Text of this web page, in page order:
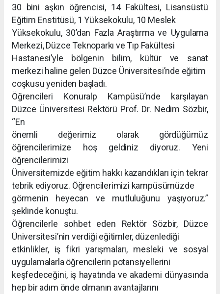
30 bini aşkın öğrencisi, 14 Fakültesi, Lisansüstü
Eğitim Enstitüsü, 1 Yüksekokulu, 10 Meslek
Yüksekokulu, 30’dan Fazla Araştırma ve Uygulama
Merkezi, Düzce Teknoparkı ve Tıp Fakültesi
Hastanesi’yle bölgenin bilim, kültür ve sanat
merkezi haline gelen Düzce Üniversitesi’nde eğitim
coşkusu yeniden başladı.
Öğrencileri Konuralp Kampüsü’nde karşılayan
Düzce Üniversitesi Rektörü Prof. Dr. Nedim Sözbir,
“En
önemli değerimiz olarak gördüğümüz
öğrencilerimize hoş geldiniz diyoruz. Yeni
öğrencilerimizi
Üniversitemizde eğitim hakkı kazandıkları için tekrar
tebrik ediyoruz. Öğrencilerimizi kampüsümüzde
görmenin heyecan ve mutluluğunu yaşıyoruz.”
şeklinde konuştu.
Öğrencilerle sohbet eden Rektör Sözbir, Düzce
Üniversitesi’nin verdiği eğitimler, düzenlediği
etkinlikler, iş fikri yarışmaları, mesleki ve sosyal
uygulamalarla öğrencilerin potansiyellerini
keşfedeceğini, iş hayatında ve akademi dünyasında
hep bir adım önde olmanın avantajlarını